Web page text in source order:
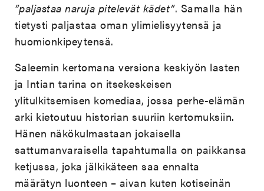
”paljastaa naruja pitelevät kädet”. Samalla hän
tietysti paljastaa oman ylimielisyytensä ja
huomionkipeytensä.
Saleemin kertomana versiona keskiyön lasten
ja Intian tarina on itsekeskeisen
ylitulkitsemisen komediaa, jossa perhe-elämän
arki kietoutuu historian suuriin kertomuksiin.
Hänen näkökulmastaan jokaisella
sattumanvaraisella tapahtumalla on paikkansa
ketjussa, joka jälkikäteen saa ennalta
määrätyn luonteen – aivan kuten kotiseinän